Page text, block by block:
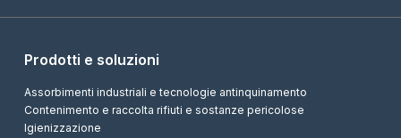
Prodotti e soluzioni
Assorbimenti industriali e tecnologie antinquinamento
Contenimento e raccolta rifiuti e sostanze pericolose
Igienizzazione